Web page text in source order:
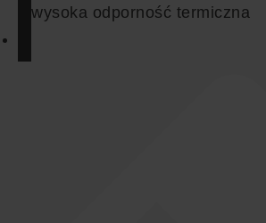
wysoka odporność termiczna